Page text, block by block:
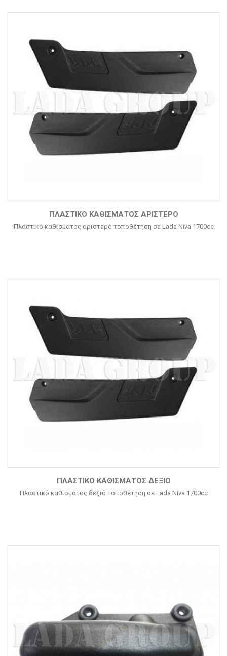
ΠΛΑΣΤΙΚΌ ΚΑΘΊΣΜΑΤΟΣ ΑΡΙΣΤΕΡΌ
Πλαστικό καθίσματος αριστερό τοποθέτηση σε Lada Niva 1700cc
ΠΛΑΣΤΙΚΌ ΚΑΘΊΣΜΑΤΟΣ ΔΕΞΙΌ
Πλαστικό καθίσματος δεξιό τοποθέτηση σε Lada Niva 1700cc